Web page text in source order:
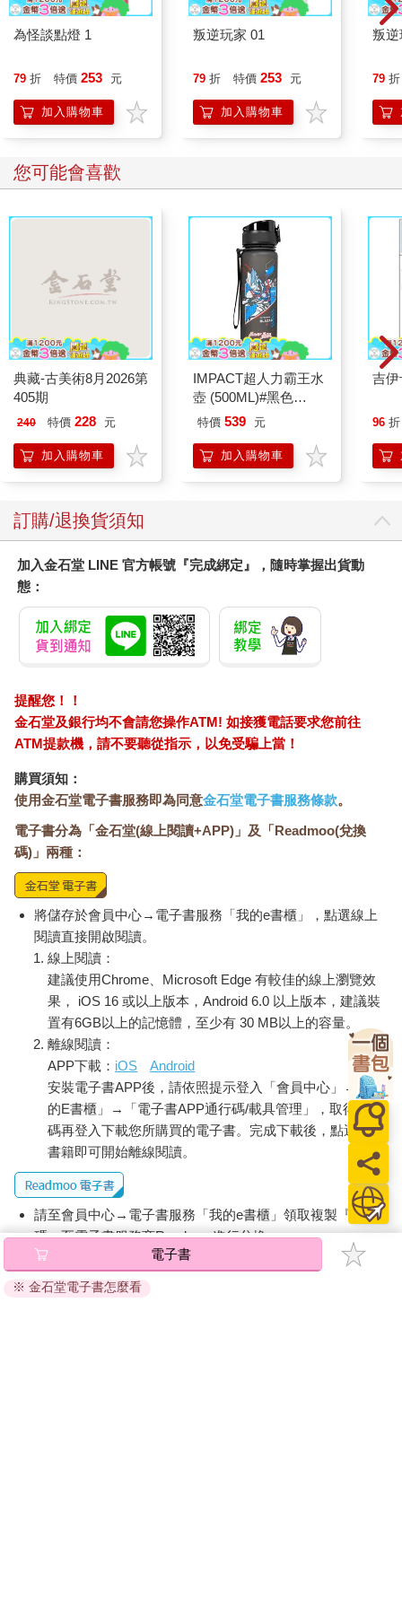
為怪談點燈 1
79 折 特價 253 元
加入購物車
叛逆玩家 01
79 折 特價 253 元
加入購物車
叛逆
79 折
您可能會喜歡
典藏-古美術8月2026第
405期
240 特價 228 元
加入購物車
IMPACT超人力霸王水
壺 (500ML)#黑色
IMUTB01BK
特價 539 元
加入購物車
吉
96 折
訂購/退換貨須知
加入金石堂 LINE 官方帳號『完成綁定』，隨時掌握出貨動
態：
提醒您！！
金石堂及銀行均不會請您操作ATM! 如接獲電話要求您前往
ATM提款機，請不要聽從指示，以免受騙上當！
購買須知：
使用金石堂電子書服務即為同意金石堂電子書服務條款。
電子書分為「金石堂(線上閱讀+APP)」及「Readmoo(兌換
碼)」兩種：
將儲存於會員中心→電子書服務「我的e書櫃」，點選線上
閱讀直接開啟閱讀。
線上閱讀：
建議使用Chrome、Microsoft Edge 有較佳的線上瀏覽效
果， iOS 16 或以上版本，Android 6.0 以上版本，建議裝
置有6GB以上的記憶體，至少有 30 MB以上的容量。
離線閱讀：
APP下載： iOS
Android
安裝電子書APP後，請依照提示登入「會員中心」→「我
的E書櫃」→「電子書APP通行碼/載具管理」，取得通行
碼再登入下載您所購買的電子書。完成下載後，點選任一
書籍即可開始離線閱讀。
請至會員中心→電子書服務「我的e書櫃」領取複製『兌換
碼』至電子書服務商Readmoo進行兌換。
退換貨須知：
因版權保護，您在金石堂所購買的電子書僅能以金石堂專屬
電子書
※ 金石堂電子書怎麼看